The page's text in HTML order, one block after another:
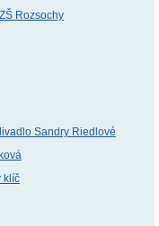
Rozsochy
Sandry Riedlové
klíč